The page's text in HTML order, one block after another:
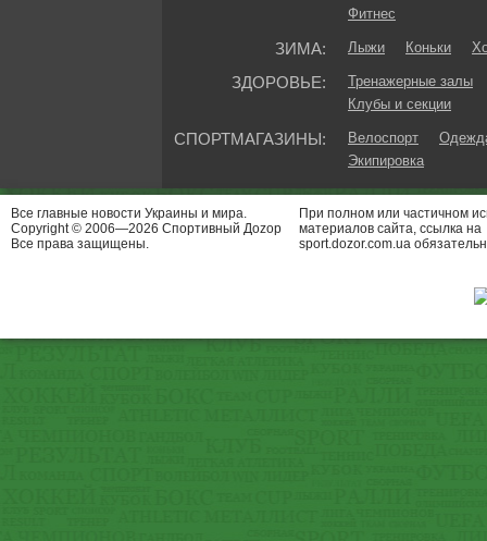
Фитнес
ЗИМА: Лыжи Коньки
ЗДОРОВЬЕ:
Тренажерные залы
Клубы и секции
СПОРТМАГАЗИНЫ: Велоспорт
Экипировка
Все главные новости Украины и мира.
Copyright © 2006—2026 Спортивный Доzор
Все права защищены.
При полном или частичном
материалов сайта, ссылка на
sport.dozor.com.ua